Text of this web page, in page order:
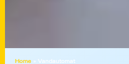
Home » Vandautomat